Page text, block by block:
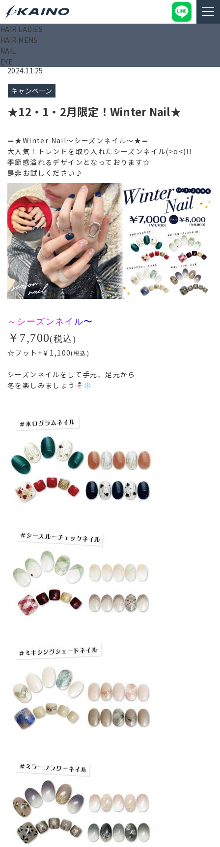
HAIR LADIES
HAIR MENS
NAIL
EYE
KAINO－カイノ－【公式サイト】
★12・1・2月限定！Winter Nail★
2024.11.25
キャンペーン
★12・1・2月限定！Winter Nail★
＝★Winter Nail～シーズンネイル～★＝
大人気！トレンドを取り入れたシーズンネイル(>o<)!!
季節感溢れるデザインとなっております☆
是非お試しください♪
～ シ ー ズ ンネ イ ル〜
￥7,700(税込)
☆フット+￥1,100(税込)
シーズンネイルをして手元、足元から
冬を楽しみましょう